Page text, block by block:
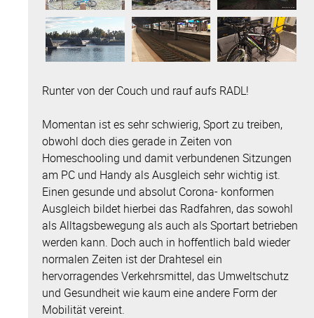
Runter von der Couch und rauf aufs RADL!
Momentan ist es sehr schwierig, Sport zu treiben,
obwohl doch dies gerade in Zeiten von
Homeschooling und damit verbundenen Sitzungen
am PC und Handy als Ausgleich sehr wichtig ist.
Einen gesunde und absolut Corona- konformen
Ausgleich bildet hierbei das Radfahren, das sowohl
als Alltagsbewegung als auch als Sportart betrieben
werden kann. Doch auch in hoffentlich bald wieder
normalen Zeiten ist der Drahtesel ein
hervorragendes Verkehrsmittel, das Umweltschutz
und Gesundheit wie kaum eine andere Form der
Mobilität vereint.